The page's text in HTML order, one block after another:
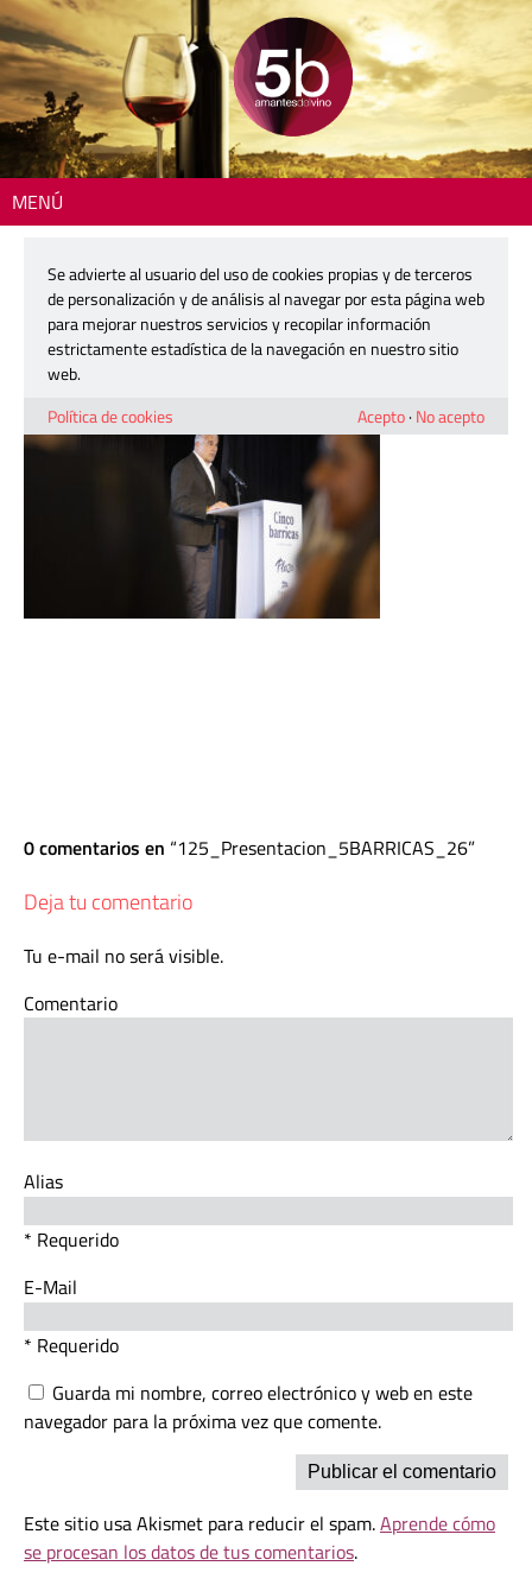
MENÚ
125_Presentacion_5BARRICAS_26
4 diciembre, 2025
0 comentarios en 125_Presentacion_5BARRICAS_26
Deja tu comentario
Tu e-mail no será visible.
Comentario
Alias
* Requerido
E-Mail
* Requerido
Guarda mi nombre, correo electrónico y web en este
navegador para la próxima vez que comente.
Este sitio usa Akismet para reducir el spam.Aprende cómo
se procesan los datos de tus comentarios.
Se advierte al usuario del uso de cookies propias y de terceros
de personalización y de análisis al navegar por esta página web
para mejorar nuestros servicios y recopilar información
estrictamente estadística de la navegación en nuestro sitio
web.
Política de cookies
Acepto· No acepto